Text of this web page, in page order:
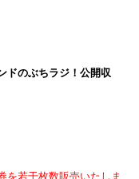
ドのぶちラジ！公開収
を若干枚数販売いたしま